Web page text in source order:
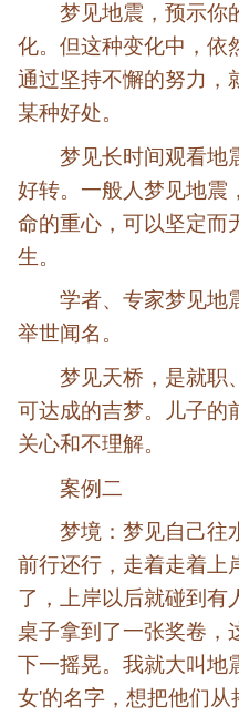
梦见地震，预示你
化。但这种变化中，依
通过坚持不懈的努力，
某种好处。
梦见长时间观看地
好转。一般人梦见地震
命的重心，可以坚定而
生。
学者、专家梦见地
举世闻名。
梦见天桥，是就职
可达成的吉梦。儿子的
关心和不理解。
案例二
梦境：梦见自己往
前行还行，走着走着上
了，上岸以后就碰到有
桌子拿到了一张奖卷，
下一摇晃。我就大叫地
女'的名字，想把他们